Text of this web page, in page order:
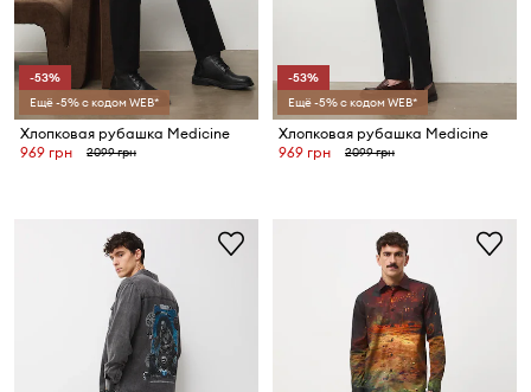
-53%
Ещё -5% с кодом WEB*
Хлопковая рубашка Medicine
969 грн
2099 грн
-53%
Ещё -5% с кодом WEB*
Хлопковая рубашка Medicine
969 грн
2099 грн